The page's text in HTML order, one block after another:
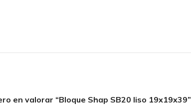
en valorar “Bloque Shap SB20 liso 19x19x39”